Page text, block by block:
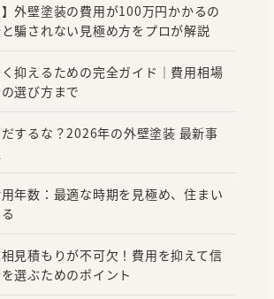
】外壁塗装の費用が100万円かかるの
騙されない見極め方をプロが解説
抑えるための完全ガイド｜費用相場
選び方まで
するな？2026年の外壁塗装 最新事
年数：最適な時期を見極め、住まい
見積もりが不可欠！費用を抑えて信
選ぶためのポイント